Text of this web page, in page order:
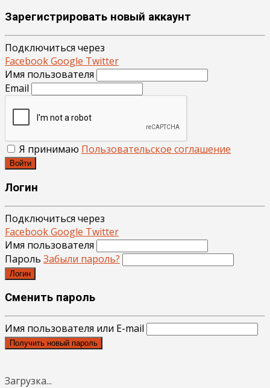
Зарегистрировать новый аккаунт
Подключиться через
FacebookGoogle Twitter
Имя пользователя
Email
Я принимаю Пользовательское соглашение
Войти
Логин
Подключиться через
FacebookGoogle Twitter
Имя пользователя
Пароль Забыли пароль?
Логин
Сменить пароль
Имя пользователя или E-mail
Получить новый пароль
Загрузка...